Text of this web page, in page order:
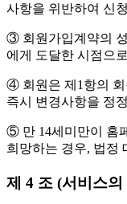
사항을 위반하여 신
③ 회원가입계약의
에게 도달한 시점으
④ 회원은 제1항의 회
즉시 변경사항을 정
⑤ 만 14세미만이 홈
희망하는 경우, 법정
제 4 조 (서비스